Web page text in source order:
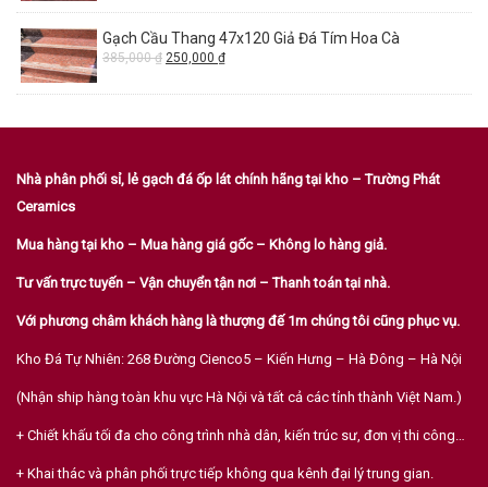
Gạch Cầu Thang 47x120 Giả Đá Tím Hoa Cà
385,000₫ 250,000 ₫
Nhà phân phối sỉ, lẻ gạch đá ốp lát chính hãng tại kho – Trường Phát
Ceramics
Mua hàng tại kho – Mua hàng giá gốc – Không lo hàng giả.
Tư vấn trực tuyến – Vận chuyển tận nơi – Thanh toán tại nhà.
Với phương châm khách hàng là thượng đế 1m chúng tôi cũng phục vụ.
Kho Đá Tự Nhiên: 268 Đường Cienco5 – Kiến Hưng – Hà Đông – Hà Nội
(Nhận ship hàng toàn khu vực Hà Nội và tất cả các tỉnh thành Việt Nam.)
+ Chiết khấu tối đa cho công trình nhà dân, kiến trúc sư, đơn vị thi công…
+ Khai thác và phân phối trực tiếp không qua kênh đại lý trung gian.